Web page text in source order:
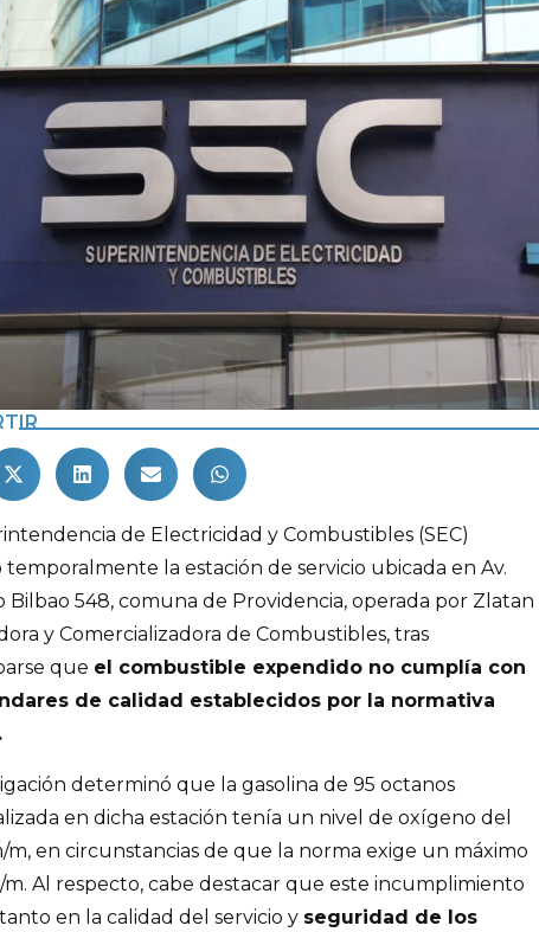
de Electricidad y Combustibles (SEC)
la estación de servicio ubicada en Av.
Bilbao 548, comuna de Providencia, operada por Zlatan
y Comercializadora de Combustibles, tras
que el combustible expendido no cumplía con
de calidad establecidos por la normativa
determinó que la gasolina de 95 octanos
en dicha estación tenía un nivel de oxígeno del
m, en circunstancias de que la norma exige un máximo
m. Al respecto, cabe destacar que este incumplimiento
en la calidad del servicio y seguridad de los